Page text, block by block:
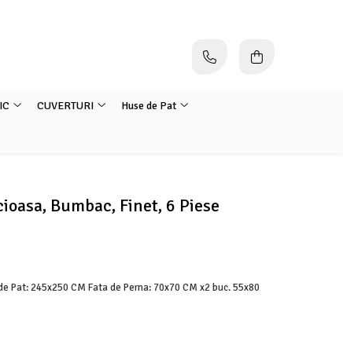
CUVERTURI Huse de Pat
Bumbac, Finet, 6 Piese
Pat: 245x250 CM Fata de Perna: 70x70 CM x2 buc. 55x80